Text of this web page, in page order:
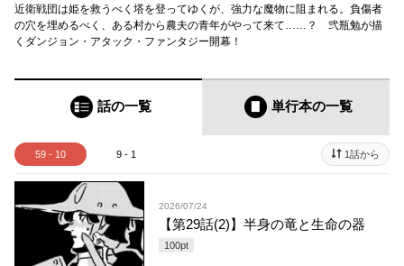
近衛戦団は姫を救うべく塔を登ってゆくが、強力な魔物に阻まれる。負傷者
の穴を埋めるべく、ある村から農夫の青年がやって来て……？ 弐瓶勉が描
くダンジョン・アタック・ファンタジー開幕！
話の一覧 単行本の一覧
59 - 10 9 - 1 1話から
2026/07/24
【第29話(2)】半身の竜と生命の器
100pt